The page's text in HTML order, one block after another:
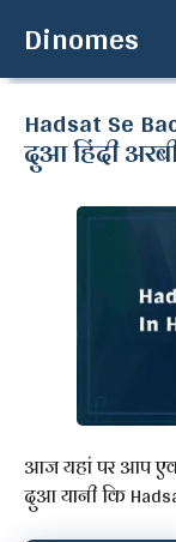
content
Dinomes
Hadsat Se
दुआ हिंदी
आज यहां पर आप
दुआ यानी कि